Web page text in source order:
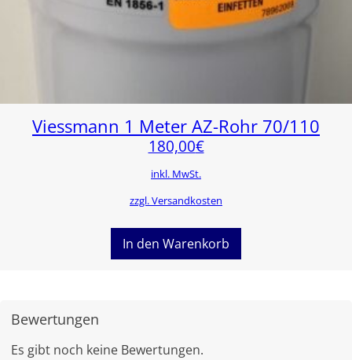
Viessmann 1 Meter AZ-Rohr 70/110
180,00€
inkl. MwSt.
zzgl. Versandkosten
In den Warenkorb
Bewertungen
Es gibt noch keine Bewertungen.